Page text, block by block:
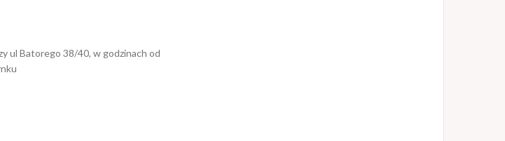
ul Batorego 38/40, w godzinach od